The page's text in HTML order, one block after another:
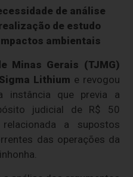
de análise
de estudo
ambientais
Minas Gerais (TJMG)
Sigma Lithium e revogou
instância que previa a
judicial de R$ 50
a supostos
das operações da